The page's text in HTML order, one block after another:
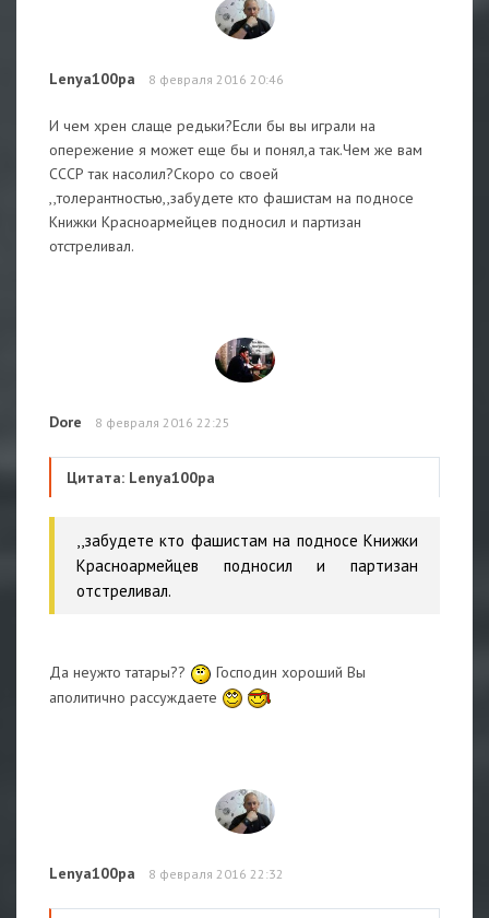
Lenya100pa 8 февраля 2016 20:46
И чем хрен слаще редьки?Если бы вы играли на
опережение я может еще бы и понял,а так.Чем же вам
СССР так насолил?Скоро со своей
,,толерантностью,,забудете кто фашистам на подносе
Книжки Красноармейцев подносил и партизан
отстреливал.
Dore 8 февраля 2016 22:25
Цитата: Lenya100pa
,,забудете кто фашистам на подносе Книжки
Красноармейцев подносил и партизан
отстреливал.
Да неужто татары??
Господин хороший Вы
аполитично рассуждаете
Lenya100pa 8 февраля 2016 22:32